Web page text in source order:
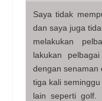
Saya tidak
dan saya juga
melakukan
lakukan
dengan senaman
tiga kali
lain seperti golf.